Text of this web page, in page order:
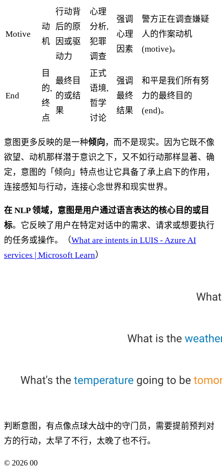
Motive
动
机
行动背
后的原
因或驱
动力
心理
分析,
犯罪
调查
强调
心理
因素
警方正在调查嫌疑
人的作案动机
(motive)。
End
目
的,
终
点
最终目
的或结
果
正式
语境,
哲学
讨论
强调
最终
结果
和平是我们所有努
力的最终目的
(end)。
意图更多反映的是一种倾向 ，而不是现实。因为它既不像
欲望、动机那样潜于意识之下，又不如行动那样显著、确
定，意图的「倾向」特点也让它具备了承上启下的作用，
连接感知与行动，连接心念世界和现实世界。
在 NLP 领域，意图是用户通过语言表达的核心目的或目
标。它反映了用户在特定对话中的需求、请求或想要执行
的任务或操作。（What are intents in LUIS - Azure AI
services | Microsoft Learn）
判断意图，有点像点球大战中的守门员，需要提前预判对
方的行动，太早了不行，太晚了也不行。
© 2026 00